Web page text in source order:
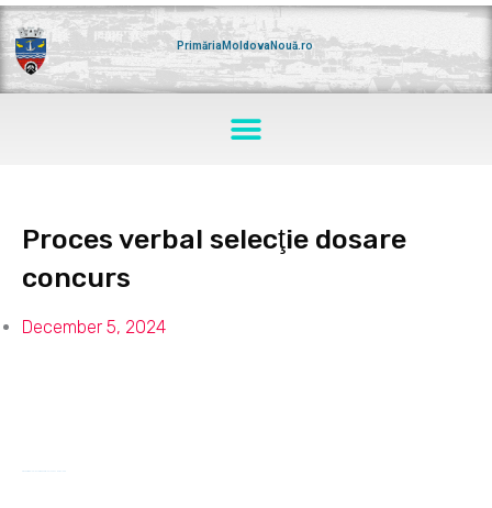
Skip
to
content
PrimăriaMoldovaNouă.ro
Menu
Proces verbal selecţie dosare
concurs
December 5, 2024